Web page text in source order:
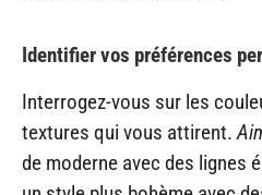
Identifier vos préférences
Interrogez-vous sur les
textures qui vous attirent.
de moderne avec des lignes